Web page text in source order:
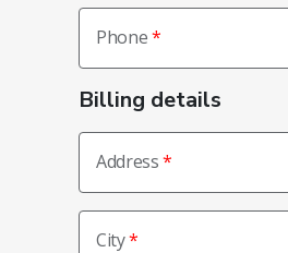
Phone
Billing details
Address
City